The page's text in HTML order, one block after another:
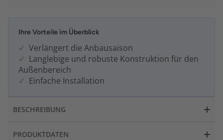
Ihre Vorteile im Überblick
Verlängert die Anbausaison
Langlebige und robuste Konstruktion für den
Außenbereich
Einfache Installation
BESCHREIBUNG
PRODUKTDATEN